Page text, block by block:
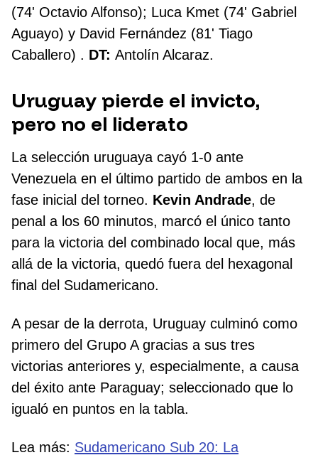
(74' Octavio Alfonso); Luca Kmet (74' Gabriel
Aguayo) y David Fernández (81' Tiago
Caballero) . DT: Antolín Alcaraz.
Uruguay pierde el invicto,
pero no el liderato
La selección uruguaya cayó 1-0 ante
Venezuela en el último partido de ambos en la
fase inicial del torneo. Kevin Andrade, de
penal a los 60 minutos, marcó el único tanto
para la victoria del combinado local que, más
allá de la victoria, quedó fuera del hexagonal
final del Sudamericano.
A pesar de la derrota, Uruguay culminó como
primero del Grupo A gracias a sus tres
victorias anteriores y, especialmente, a causa
del éxito ante Paraguay; seleccionado que lo
igualó en puntos en la tabla.
Lea más: Sudamericano Sub 20: La